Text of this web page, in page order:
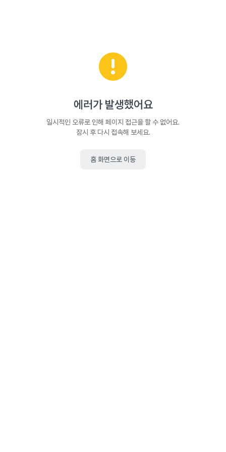
에러가 발생했어요
일시적인 오류로 인해 페이지 접근을 할 수 없어요.
잠시 후 다시 접속해 보세요.
홈 화면으로 이동